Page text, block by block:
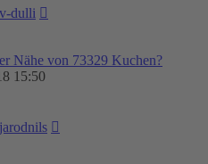
v-dulli
Nähe von 73329 Kuchen?
15:50
jarodnils